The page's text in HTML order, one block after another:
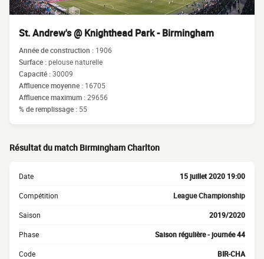
St. Andrew's @ Knighthead Park - Birmingham
Année de construction : 1906
Surface :pelouse naturelle
Capacité :30009
Affluence moyenne : 16705
Affluence maximum :29656
% de remplissage : 55
Résultat du match Birmingham Charlton
Date 15 juillet 2020 19:00
Compétition League Championship
Saison 2019/2020
Phase Saison régulière - journée 44
Code BIR-CHA